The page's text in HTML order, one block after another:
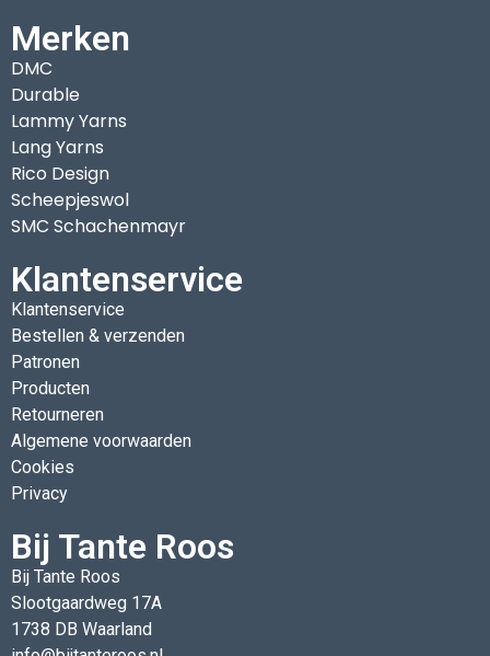
Merken
DMC
Durable
Lammy Yarns
Lang Yarns
Rico Design
Scheepjeswol
SMC Schachenmayr
Klantenservice
Klantenservice
Bestellen & verzenden
Patronen
Producten
Retourneren
Algemene voorwaarden
Cookies
Privacy
Bij Tante Roos
Bij Tante Roos
Slootgaardweg 17A
1738 DB Waarland